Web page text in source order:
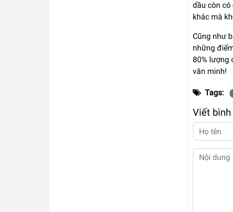
dầu còn có
khác mà
Cũng như
những
80% lượng
văn minh!
Tags:
Viết bình